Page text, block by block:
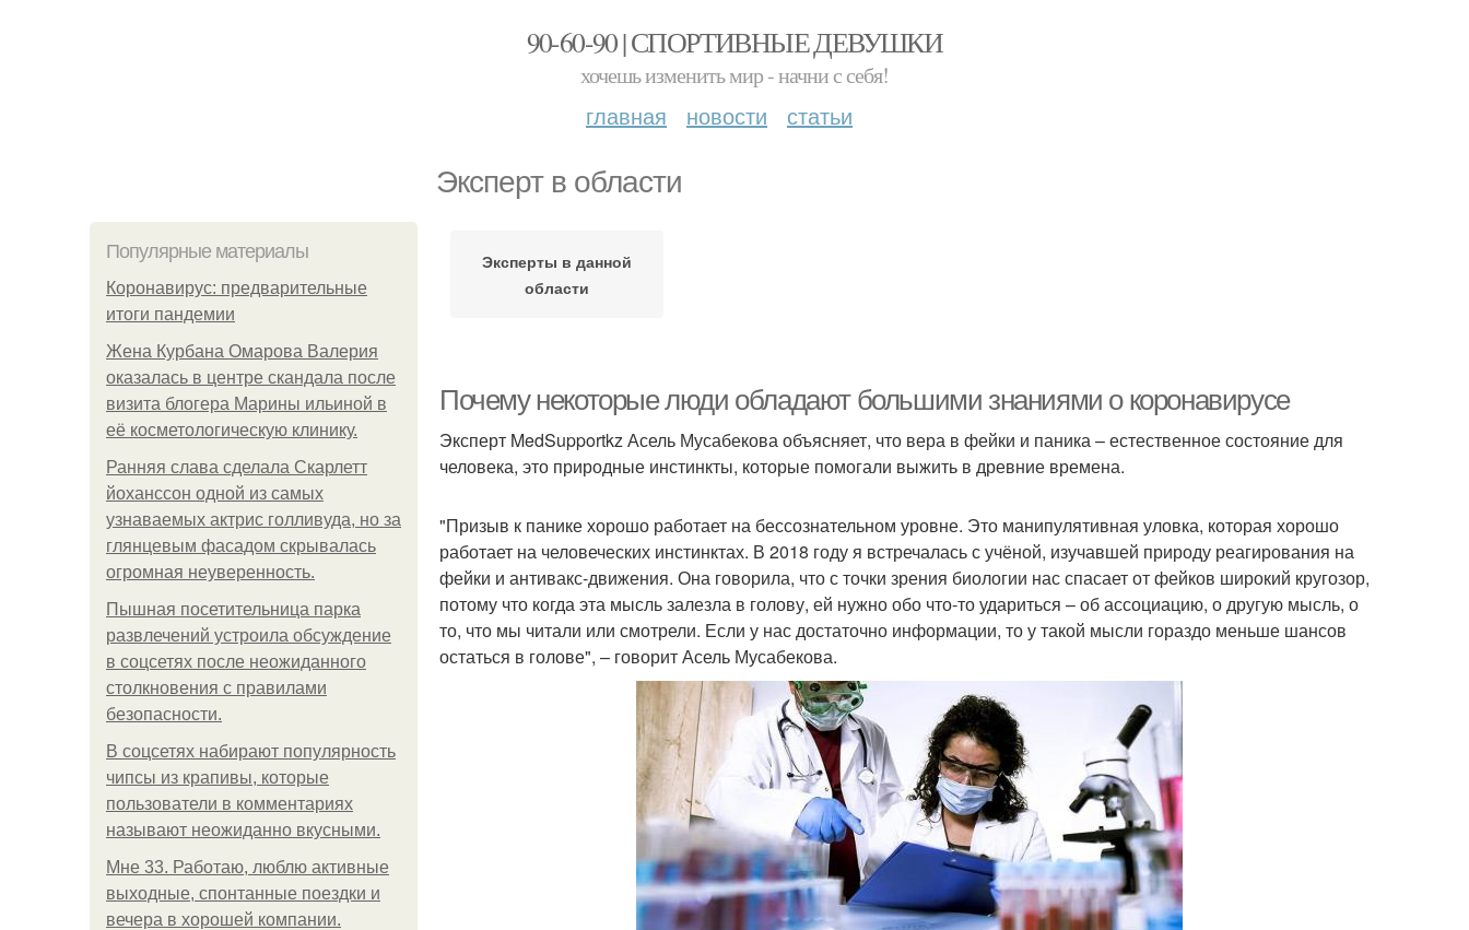
90-60-90 | СПОРТИВНЫЕ ДЕВУШКИ
хочешь изменить мир - начни с себя!
главная новости статьи
Эксперт в области
Популярные материалы
Коронавирус: предварительные
итоги пандемии
Жена Курбана Омарова Валерия
оказалась в центре скандала после
визита блогера Марины ильиной в
её косметологическую клинику.
Ранняя слава сделала Скарлетт
йоханссон одной из самых
узнаваемых актрис голливуда, но за
глянцевым фасадом скрывалась
огромная неуверенность.
Пышная посетительница парка
развлечений устроила обсуждение
в соцсетях после неожиданного
столкновения с правилами
безопасности.
В соцсетях набирают популярность
чипсы из крапивы, которые
пользователи в комментариях
называют неожиданно вкусными.
Мне 33. Работаю, люблю активные
выходные, спонтанные поездки и
вечера в хорошей компании.
Эксперты в данной
области
Почему некоторые люди обладают большими знаниями о коронавирусе
Эксперт MedSupportkz Асель Мусабекова объясняет, что вера в фейки и паника – естественное состояние для
человека, это природные инстинкты, которые помогали выжить в древние времена.
"Призыв к панике хорошо работает на бессознательном уровне. Это манипулятивная уловка, которая хорошо
работает на человеческих инстинктах. В 2018 году я встречалась с учёной, изучавшей природу реагирования на
фейки и антивакс-движения. Она говорила, что с точки зрения биологии нас спасает от фейков широкий кругозор,
потому что когда эта мысль залезла в голову, ей нужно обо что-то удариться – об ассоциацию, о другую мысль, о
то, что мы читали или смотрели. Если у нас достаточно информации, то у такой мысли гораздо меньше шансов
остаться в голове", – говорит Асель Мусабекова.